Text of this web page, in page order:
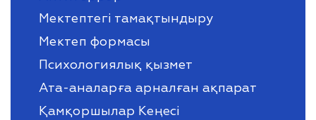
Мектептегі тамақтындыру
Мектеп формасы
Психологиялық қызмет
Ата-аналарға арналған ақпарат
Қамқоршылар Кеңесі